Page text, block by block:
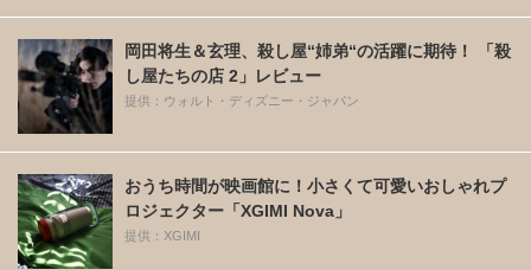
岡田将生＆玄理、殺し屋“姉弟“の活躍に期待！ 「殺
し屋たちの店 2」レビュー
提供：ウォルト・ディズニー・ジャパン
おうち時間が映画館に！小さくて可愛いおしゃれプ
ロジェクター「XGIMI Nova」
提供：XGIMI